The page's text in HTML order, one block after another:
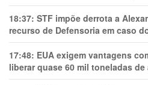
18:37: STF impõe derrota a
recurso de Defensoria em caso
17:48: EUA exigem vantagens
liberar quase 60 mil toneladas de